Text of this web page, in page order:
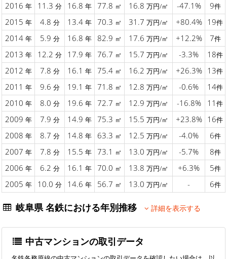
2016 年 11.3 分 16.8 年 77.8 ㎡ 16.8 万円/㎡ -47.1% 9件
2015 年 4.8 分 13.4 年 70.3 ㎡ 31.7 万円/㎡ +80.4% 19件
2014 年 5.9 分 16.8 年 82.9 ㎡ 17.6 万円/㎡ +12.2% 7件
2013 年 12.2 分 17.9 年 76.7 ㎡ 15.7 万円/㎡ -3.3% 18件
2012 年 7.8 分 16.1 年 75.4 ㎡ 16.2 万円/㎡ +26.3% 13件
2011 年 9.6 分 19.1 年 71.8 ㎡ 12.8 万円/㎡ -0.6% 14件
2010 年 8.0 分 19.6 年 72.7 ㎡ 12.9 万円/㎡ -16.8% 11 件
2009 年 7.9 分 14.9 年 75.3 ㎡ 15.5 万円/㎡ +23.8% 16件
2008 年 8.7 分 14.8 年 63.3 ㎡ 12.5 万円/㎡ -4.0% 6件
2007 年 7.8 分 15.5 年 73.1 ㎡ 13.0 万円/㎡ -5.7% 8件
2006 年 6.2 分 16.1 年 70.0 ㎡ 13.8 万円/㎡ +6.3% 5件
2005 年 10.0 分 14.6 年 56.7 ㎡ 13.0 万円/㎡ - 6件
岐阜県 名鉄における年別推移 詳細を表示する
中古マンションの取引データ